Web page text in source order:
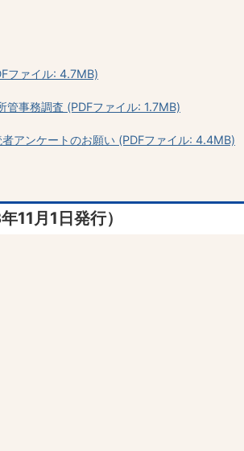
ファイル: 4.7MB)
事務調査 (PDFファイル: 1.7MB)
アンケートのお願い (PDFファイル: 4.4MB)
11月1日発行）